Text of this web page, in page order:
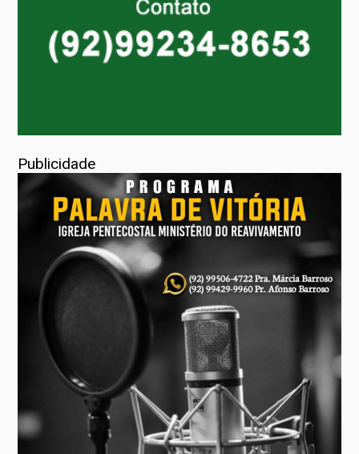
Publicidade